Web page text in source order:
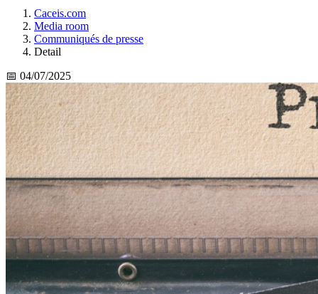
Caceis.com
Media room
Communiqués de presse
Detail
📅 04/07/2025